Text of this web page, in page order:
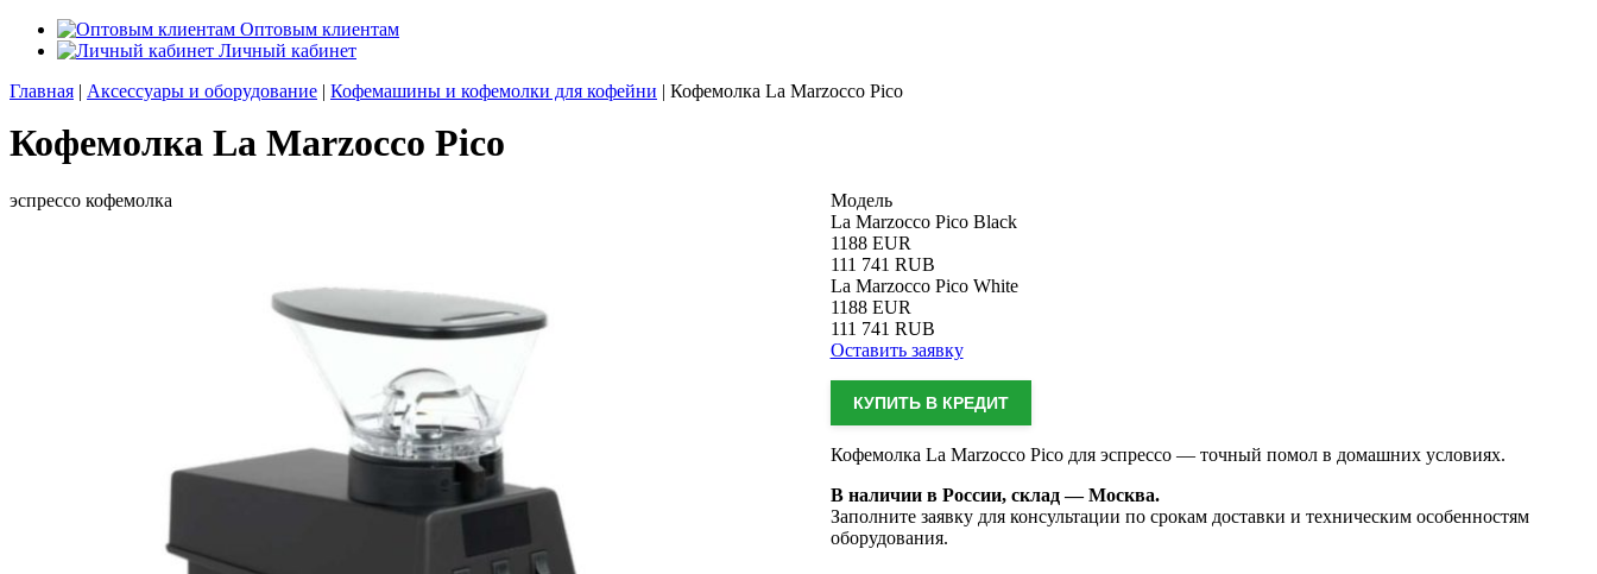
Оптовым клиентам
Личный кабинет
Главная | Аксессуары и оборудование | Кофемашины и кофемолки для кофейни | Кофемолка La Marzocco Pico
Кофемолка La Marzocco Pico
эспрессо кофемолка
Модель
La Marzocco Pico Black
1188 EUR
111 741 RUB
La Marzocco Pico White
1188 EUR
111 741 RUB
Оставить заявку
КУПИТЬ В КРЕДИТ
Кофемолка La Marzocco Pico для эспрессо — точный помол в домашних условиях.
В наличии в России, склад — Москва.
Заполните заявку для консультации по срокам доставки и техническим особенностям
оборудования.